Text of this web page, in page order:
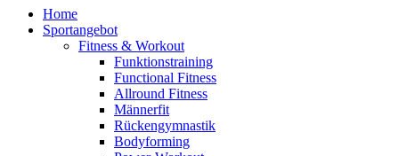
Home
Sportangebot
Fitness & Workout
Funktionstraining
Functional Fitness
Allround Fitness
Männerfit
Rückengymnastik
Bodyforming